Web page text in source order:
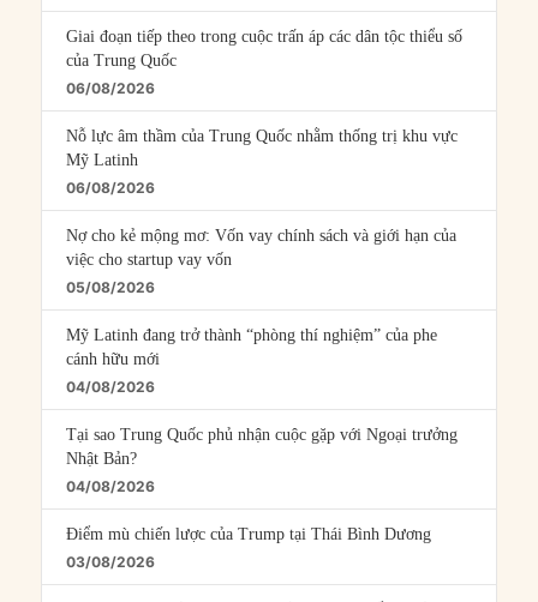
Giai đoạn tiếp theo trong cuộc trấn áp các dân tộc thiểu số
của Trung Quốc
06/08/2026
Nỗ lực âm thầm của Trung Quốc nhằm thống trị khu vực
Mỹ Latinh
06/08/2026
Nợ cho kẻ mộng mơ: Vốn vay chính sách và giới hạn của
việc cho startup vay vốn
05/08/2026
Mỹ Latinh đang trở thành “phòng thí nghiệm” của phe
cánh hữu mới
04/08/2026
Tại sao Trung Quốc phủ nhận cuộc gặp với Ngoại trưởng
Nhật Bản?
04/08/2026
Điểm mù chiến lược của Trump tại Thái Bình Dương
03/08/2026